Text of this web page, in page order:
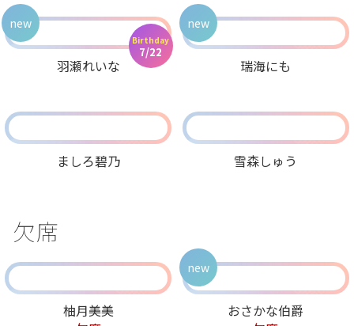
Birthday
7/22
羽瀬れいな
new
瑞海にも
new
ましろ碧乃 雪森しゅう
欠席
柚月美美
おさかな伯爵
new